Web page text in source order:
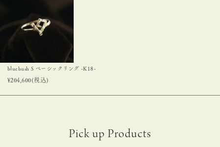
bluebush S ベーシックリング -K18-
¥204,600(税込)